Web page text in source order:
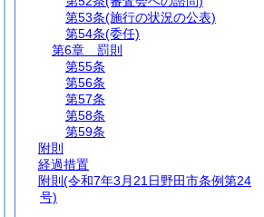
第53条(施行の状況の公表)
第54条(委任)
第6章
罰則
第55条
第56条
第57条
第58条
第59条
附則
経過措置
附則 (令和7年3月21日野田市条例第24
号)